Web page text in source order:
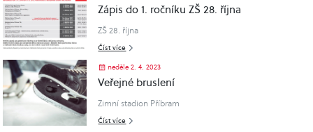
Zápis do 1. ročníku ZŠ 28. října
ZŠ 28. října
Číst více
neděle 2. 4. 2023
Veřejné bruslení
Zimní stadion Příbram
Číst více